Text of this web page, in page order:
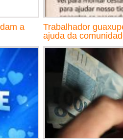
a
Trabalhador
ajuda da